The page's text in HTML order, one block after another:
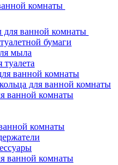
комнаты
для ванной комнаты
бумаги
мыла
ванной комнаты
для ванной комнаты
ванной комнаты
комнаты
ванной комнаты